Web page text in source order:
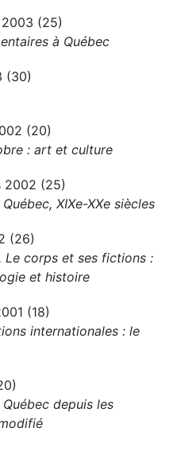
2003 (25)
à Québec
(30)
(20)
: art et culture
2002 (25)
XIXe-XXe siècles
(26)
Le corps et ses fictions :
et histoire
(18)
internationales : le
depuis les